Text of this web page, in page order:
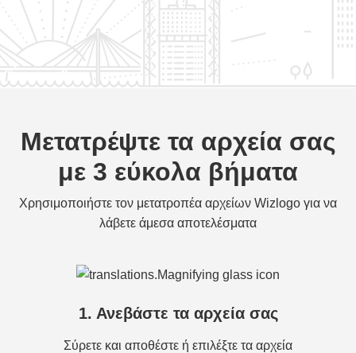
Μετατρέψτε τα αρχεία σας
με 3 εύκολα βήματα
Χρησιμοποιήστε τον μετατροπέα αρχείων Wizlogo για να
λάβετε άμεσα αποτελέσματα
1. Ανεβάστε τα αρχεία σας
Σύρετε και αποθέστε ή επιλέξτε τα αρχεία